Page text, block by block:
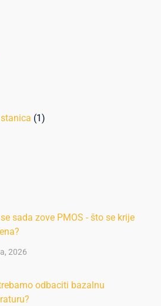
(1)
se sada zove PMOS - što se krije
2026
odbaciti bazalnu